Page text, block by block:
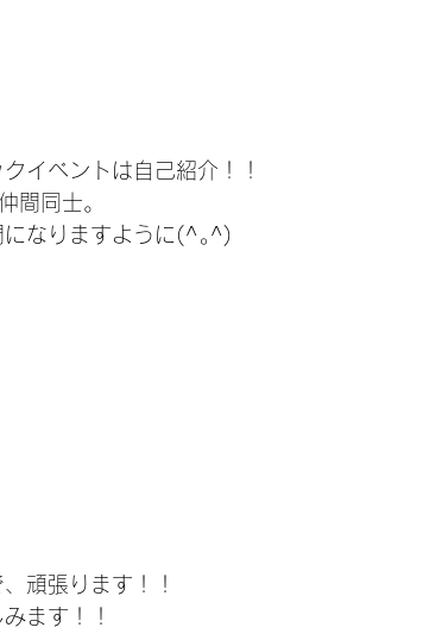
イベントは自己紹介！！
間同士。
になりますように(^｡^)
頑張ります！！
ます！！